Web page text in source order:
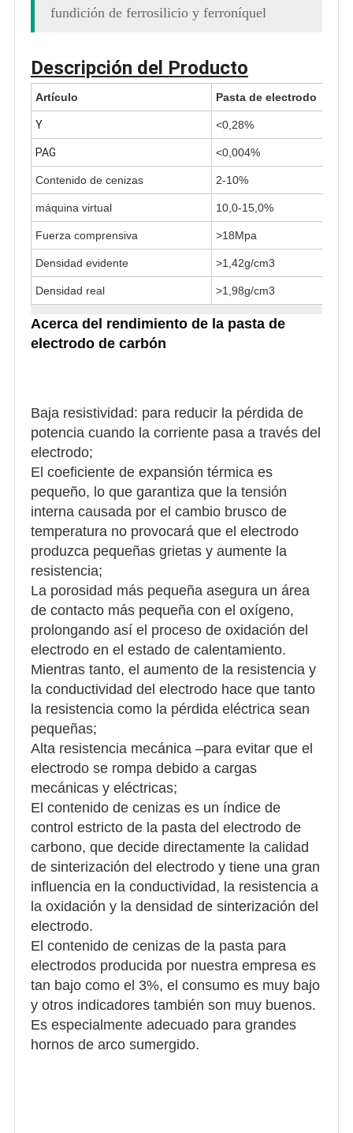
fundición de ferrosilicio y ferroníquel
Descripción del Producto
Artículo Pasta de electrodo
Y <0,28%
PAG <0,004%
Contenido de cenizas 2-10%
máquina virtual 10,0-15,0%
Fuerza comprensiva >18Mpa
Densidad evidente >1,42g/cm3
Densidad real >1,98g/cm3
Acerca del rendimiento de la pasta de
electrodo de carbón
Baja resistividad: para reducir la pérdida de
potencia cuando la corriente pasa a través del
electrodo;
El coeficiente de expansión térmica es
pequeño, lo que garantiza que la tensión
interna causada por el cambio brusco de
temperatura no provocará que el electrodo
produzca pequeñas grietas y aumente la
resistencia;
La porosidad más pequeña asegura un área
de contacto más pequeña con el oxígeno,
prolongando así el proceso de oxidación del
electrodo en el estado de calentamiento.
Mientras tanto, el aumento de la resistencia y
la conductividad del electrodo hace que tanto
la resistencia como la pérdida eléctrica sean
pequeñas;
Alta resistencia mecánica –para evitar que el
electrodo se rompa debido a cargas
mecánicas y eléctricas;
El contenido de cenizas es un índice de
control estricto de la pasta del electrodo de
carbono, que decide directamente la calidad
de sinterización del electrodo y tiene una gran
influencia en la conductividad, la resistencia a
la oxidación y la densidad de sinterización del
electrodo.
El contenido de cenizas de la pasta para
electrodos producida por nuestra empresa es
tan bajo como el 3%, el consumo es muy bajo
y otros indicadores también son muy buenos.
Es especialmente adecuado para grandes
hornos de arco sumergido.